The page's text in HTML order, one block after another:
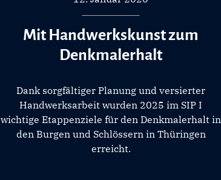
Mit Handwerkskunst zum
Denkmalerhalt
Dank sorgfältiger Planung und versierter
Handwerksarbeit wurden 2025 im SIP I
wichtige Etappenziele für den Denkmalerhalt in
den Burgen und Schlössern in Thüringen
erreicht.